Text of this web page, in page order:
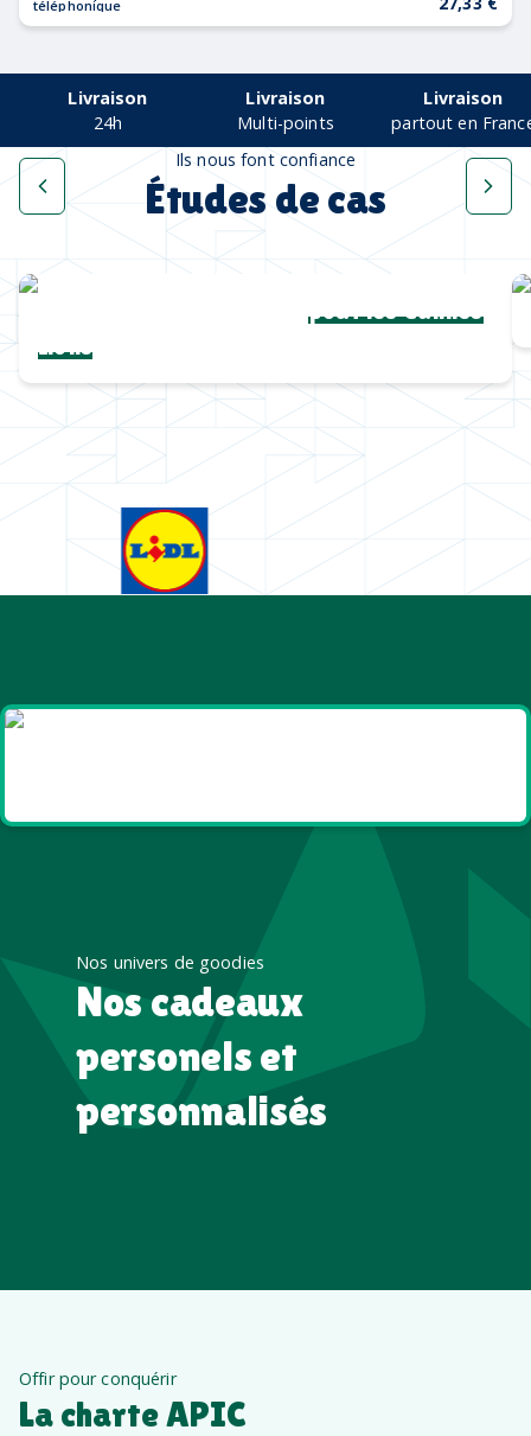
téléphonique
Livraison
24h
Livraison
Multi-points
Livraison
partout en
Ils nous font confiance
Études de cas
Une collection complètepour les Cannes
Lions
Nos univers de goodies
Nos cadeaux
personels et
personnalisés
Offir pour conquérir
La charte APIC